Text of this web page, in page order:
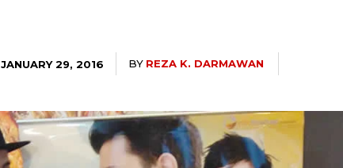
JANUARY 29, 2016 BY REZA K. DARMAWAN